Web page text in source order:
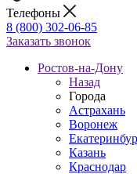
Телефоны
8 (800) 302-06-85
Заказать звонок
Ростов-на-Дону
Назад
Города
Астрахань
Воронеж
Казань
Краснодар